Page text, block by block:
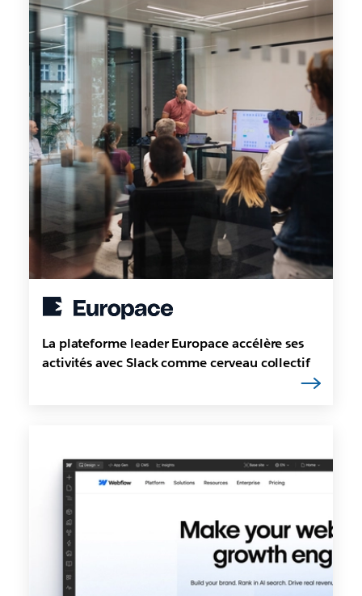
La plateforme leader Europace accélère ses
activités avec Slack comme cerveau collectif